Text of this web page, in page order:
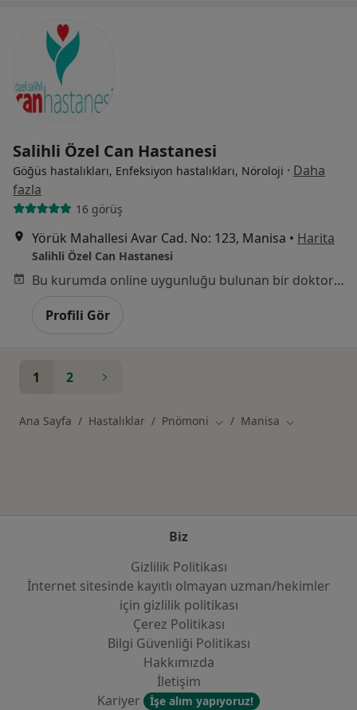
Salihli Özel Can Hastanesi
Göğüs hastalıkları, Enfeksiyon hastalıkları, Nöroloji · Daha
fazla
16 görüş
Yörük Mahallesi Avar Cad. No: 123, Manisa • Harita
Salihli Özel Can Hastanesi
Bu kurumda online uygunluğu bulunan bir doktor veya uzman bulunamadı
Profili Gör
1 2
Ana Sayfa Hastalıklar Pnömoni Şehir değiştir
Manisa Şehir değiştir
Biz
Gizlilik Politikası
İnternet sitesinde kayıtlı olmayan uzman/hekimler
i̇çin gizlilik politikası
Çerez Politikası
Bilgi Güvenliği Politikası
Hakkımızda
İletişim
Kariyer
İşe alım yapıyoruz!